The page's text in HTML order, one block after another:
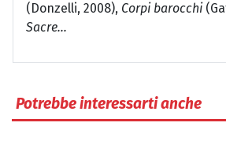
(Donzelli, 2008), Corpi barocchi
Sacre...
Potrebbe interessarti anche